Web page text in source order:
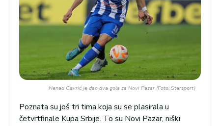
Nenad Gavrić je dao dva gola za Novi Pazar (Foto: Starsport)
Poznata su još tri tima koja su se plasirala u
četvrtfinale Kupa Srbije. To su Novi Pazar, niški